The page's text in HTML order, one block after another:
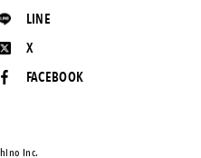
LINE
X
FACEBOOK
Inc.